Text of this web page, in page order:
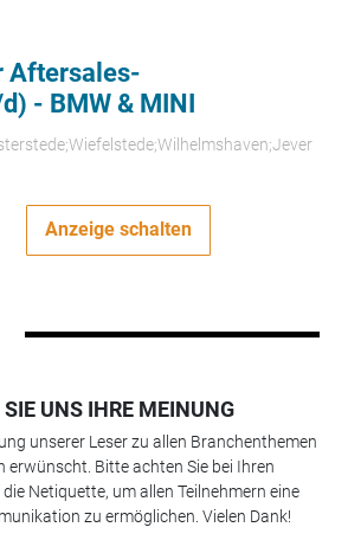
Aftersales-
- BMW & MINI
Anzeige schalten
UNS IHRE MEINUNG
unserer Leser zu allen Branchenthemen
erwünscht. Bitte achten Sie bei Ihren
Netiquette, um allen Teilnehmern eine
zu ermöglichen. Vielen Dank!